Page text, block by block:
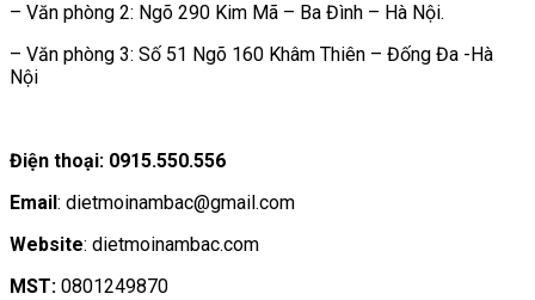
– Văn phòng 2: Ngõ 290 Kim Mã – Ba Đình – Hà Nội.
– Văn phòng 3: Số 51 Ngõ 160 Khâm Thiên – Đống Đa -Hà
Nội
Điện thoại: 0915.550.556
Email : dietmoinambac@gmail.com
Website: dietmoinambac.com
MST: 0801249870